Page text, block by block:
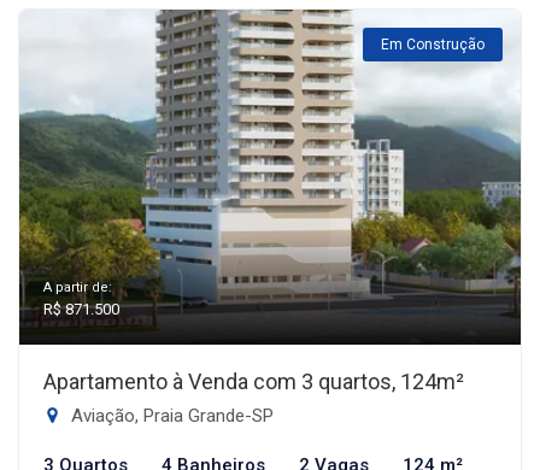
Em Construção
A partir de:
R$ 871.500
Apartamento à Venda com 3 quartos, 124m²
Aviação, Praia Grande-SP
3 Quartos 4 Banheiros 2 Vagas 124 m²